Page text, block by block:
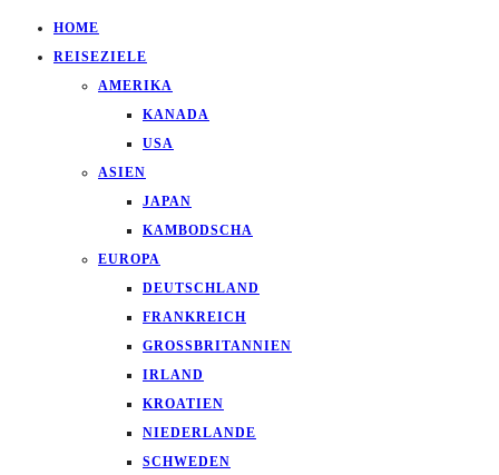
HOME
REISEZIELE
AMERIKA
KANADA
USA
ASIEN
JAPAN
KAMBODSCHA
EUROPA
DEUTSCHLAND
FRANKREICH
GROSSBRITANNIEN
IRLAND
KROATIEN
NIEDERLANDE
SCHWEDEN